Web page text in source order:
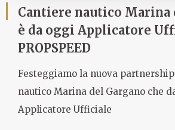
Cantiere nautico Marina
è da oggi Applicatore
PROPSPEED
Festeggiamo la nuova
nautico Marina del Gargano che
Applicatore Ufficiale